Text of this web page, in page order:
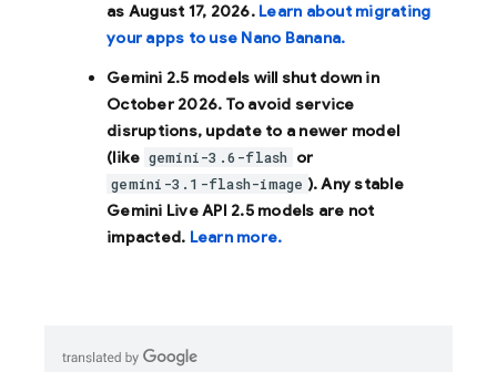
as August 17, 2026. Learn about migrating
your apps to use Nano Banana.
Gemini 2.5 models will shut down in
October 2026. To avoid service
disruptions, update to a newer model
(like gemini-3.6-flash or
gemini-3.1-flash-image ). Any stable
Gemini Live API 2.5 models are not
impacted. Learn more.